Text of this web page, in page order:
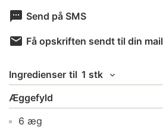
Send på SMS
Få opskriften sendt til din mail
Ingredienser til 1 stk
Æggefyld
6 æg